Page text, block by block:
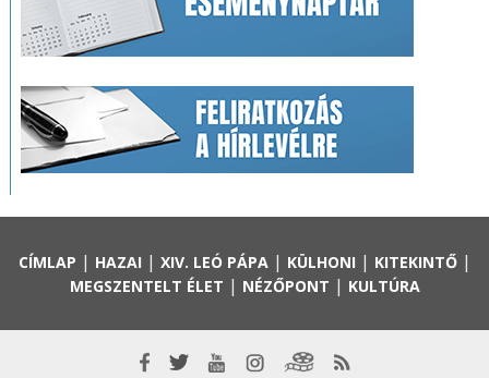
CÍMLAP | HAZAI | XIV. LEÓ PÁPA| KÜLHONI | KITEKINTŐ|
MEGSZENTELT ÉLET | NÉZŐPONT | KULTÚRA